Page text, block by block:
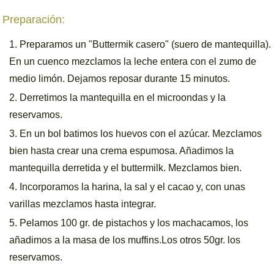
Preparación:
Preparamos un "Buttermik casero" (suero de mantequilla).
En un cuenco mezclamos la leche entera con el zumo de
medio limón. Dejamos reposar durante 15 minutos.
Derretimos la mantequilla en el microondas y la
reservamos.
En un bol batimos los huevos con el azúcar. Mezclamos
bien hasta crear una crema espumosa. Añadimos la
mantequilla derretida y el buttermilk. Mezclamos bien.
Incorporamos la harina, la sal y el cacao y, con unas
varillas mezclamos hasta integrar.
Pelamos 100 gr. de pistachos y los machacamos, los
añadimos a la masa de los muffins.Los otros 50gr. los
reservamos.